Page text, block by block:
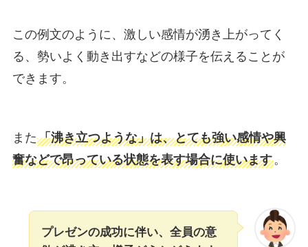
この例文のように、激しい感情が湧き上がってく
る、勢いよく動き出すなどの様子を伝えることが
できます。
また「沸き立つような」は、とても強い感情や興
奮などで昂っている状態を表す場合に使います。
プレゼンの成功に伴い、全員の意